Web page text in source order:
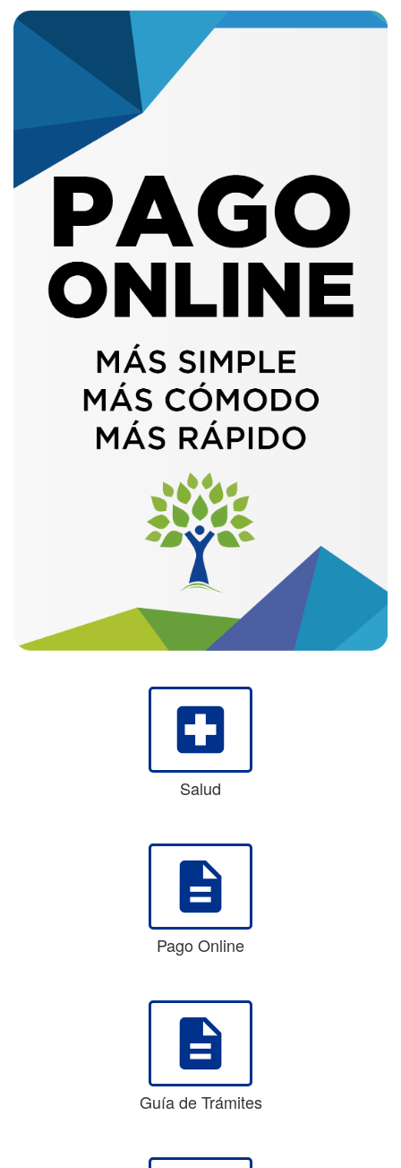
local_hospital
Salud
description
Pago Online
description
Guía de Trámites